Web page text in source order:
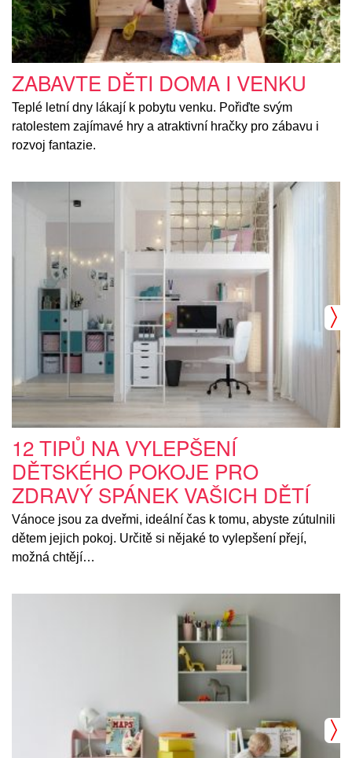
ZABAVTE DĚTI DOMA I VENKU
Teplé letní dny lákají k pobytu venku. Pořiďte svým
ratolestem zajímavé hry a atraktivní hračky pro zábavu i
rozvoj fantazie.
12 TIPŮ NA VYLEPŠENÍ
DĚTSKÉHO POKOJE PRO
ZDRAVÝ SPÁNEK VAŠICH DĚTÍ
Vánoce jsou za dveřmi, ideální čas k tomu, abyste zútulnili
dětem jejich pokoj. Určitě si nějaké to vylepšení přejí,
možná chtějí…